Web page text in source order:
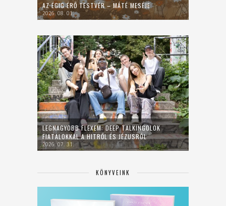
AZ ÉGIG ÉRŐ TESTVÉR – MÁTÉ MESÉJE
2026. 08. 01.
LEGNAGYOBB FLEXEM: DEEP TALKINGOLOK
FIATALOKKAL A HITRŐL ÉS JÉZUSRÓL
2026. 07. 31.
KÖNYVEINK